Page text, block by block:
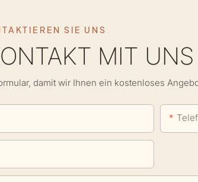
SIE UNS
MIT
damit wir Ihnen ein kostenloses